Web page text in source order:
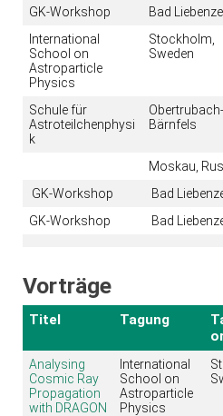
GK-Workshop Bad Liebenzell
International
School on
Astroparticle
Physics
Stockholm,
Sweden
Schule für
Astroteilchenphysi
k
Obertrubach-
Bärnfels
Moskau,
GK-Workshop
Bad
GK-Workshop
Bad
Vorträge
Titel Tagung
Analysing
Cosmic Ray
Propagation
with DRAGON
International
School on
Astroparticle
Physics